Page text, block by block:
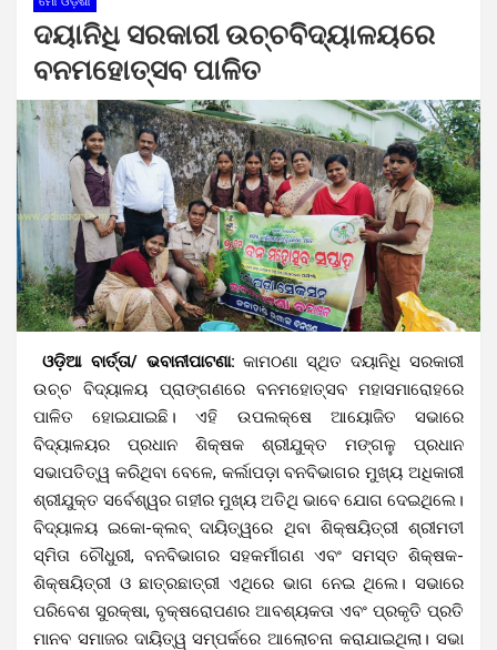
ଦୟାନିଧି ସରକାରୀ ଉଚ୍ଚବିଦ୍ୟାଳୟରେ
ବନମହୋତ୍ସବ ପାଳିତ
ଓଡ଼ିଆ ବାର୍ତ୍ତା/ ଭବାନୀପାଟଣା:କାମଠଣା ସ୍ଥିତ ଦୟାନିଧି ସରକାରୀ
ଉଚ୍ଚ ବିଦ୍ୟାଳୟ ପ୍ରାଙ୍ଗଣରେ ବନମହୋତ୍ସବ ମହାସମାରୋହରେ
ପାଳିତ ହୋଇଯାଇଛି। ଏହି ଉପଲକ୍ଷେ ଆୟୋଜିତ ସଭାରେ
ବିଦ୍ୟାଳୟର ପ୍ରଧାନ ଶିକ୍ଷକ ଶ୍ରୀଯୁକ୍ତ ମଙ୍ଗଳୁ ପ୍ରଧାନ
ସଭାପତିତ୍ୱ କରିଥିବା ବେଳେ, କର୍ଲାପଡ଼ା ବନବିଭାଗର ମୁଖ୍ୟ ଅଧିକାରୀ
ଶ୍ରୀଯୁକ୍ତ ସର୍ବେଶ୍ୱର ଗହୀର ମୁଖ୍ୟ ଅତିଥି ଭାବେ ଯୋଗ ଦେଇଥିଲେ।
ବିଦ୍ୟାଳୟ ଇକୋ-କ୍ଲବ୍ ଦାୟିତ୍ୱରେ ଥିବା ଶିକ୍ଷୟିତ୍ରୀ ଶ୍ରୀମତୀ
ସ୍ମିତା ଚୌଧୁରୀ, ବନବିଭାଗର ସହକର୍ମୀଗଣ ଏବଂ ସମସ୍ତ ଶିକ୍ଷକ-
ଶିକ୍ଷୟିତ୍ରୀ ଓ ଛାତ୍ରଛାତ୍ରୀ ଏଥିରେ ଭାଗ ନେଇ ଥିଲେ। ସଭାରେ
ପରିବେଶ ସୁରକ୍ଷା, ବୃକ୍ଷରୋପଣର ଆବଶ୍ୟକତା ଏବଂ ପ୍ରକୃତି ପ୍ରତି
ମାନବ ସମାଜର ଦାୟିତ୍ୱ ସମ୍ପର୍କରେ ଆଲୋଚନା କରାଯାଇଥିଲା। ସଭା